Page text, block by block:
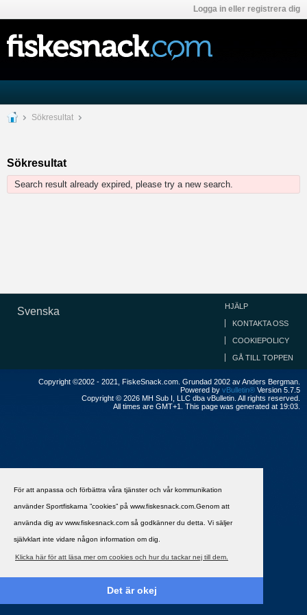
För att anpassa och förbättra våra tjänster och vår kommunikation
använder Sportfiskarna ”cookies” på www.fiskesnack.com.Genom att
använda dig av www.fiskesnack.com så godkänner du detta. Vi säljer
självklart inte vidare någon information om dig.
Klicka här för att läsa mer om cookies och hur du tackar nej till dem.
Det är okej
Logga in eller registrera dig
Sökresultat
Sökresultat
Search result already expired, please try a new search.
Svenska HJÄLP
KONTAKTA OSS
COOKIEPOLICY
GÅ TILL TOPPEN
Copyright ©2002 - 2021, FiskeSnack.com. Grundad 2002 av Anders Bergman.
Powered by vBulletin® Version 5.7.5
Copyright © 2026 MH Sub I, LLC dba vBulletin. All rights reserved.
All times are GMT+1. This page was generated at 19:03.